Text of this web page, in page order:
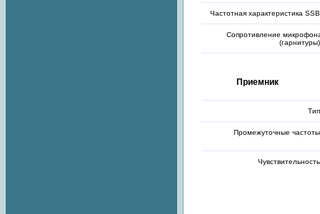
Частотная характеристика
Сопротивление
Приемник
Промежуточные